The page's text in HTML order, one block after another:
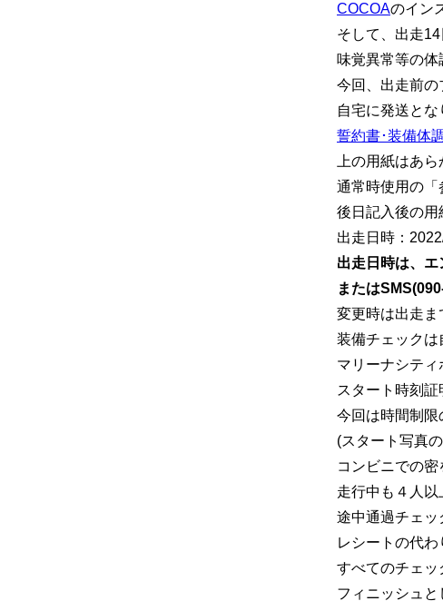
COCOAのイン
そして、出走
味覚異常等の体
今回、出走前の
自宅に発送とな
誓約書･装備体
上の用紙はあ
通常時使用の「
後日記入後の用
出走日時：
出走日時は、
または
変更時は出走ま
装備チェックは
マリーナシティ
スタート時刻
今回は時間制限
(スタート写真
コンビニでの密
走行中も４人以
途中通過チェ
レシートの代
すべてのチェッ
フィニッシュ